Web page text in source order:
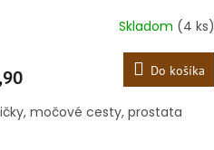
Skladom (4 ks)
Do košíka
močové cesty, prostata